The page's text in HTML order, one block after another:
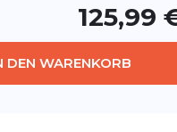
125,99
DEN WARENKORB